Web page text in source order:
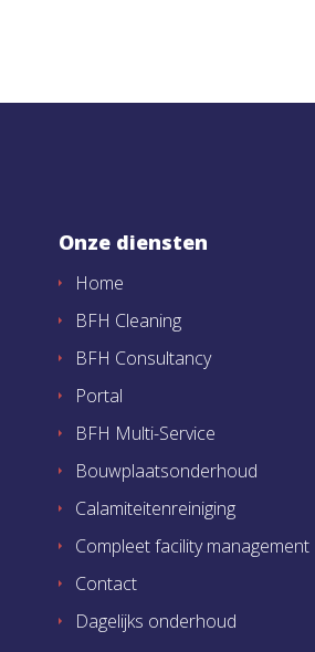
Onze diensten
Home
BFH Cleaning
BFH Consultancy
Portal
BFH Multi-Service
Bouwplaatsonderhoud
Calamiteitenreiniging
Compleet facility management
Contact
Dagelijks onderhoud